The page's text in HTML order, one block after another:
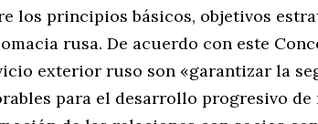
los principios básicos, objetivos
rusa. De acuerdo con este
exterior ruso son «garantizar la
para el desarrollo progresivo